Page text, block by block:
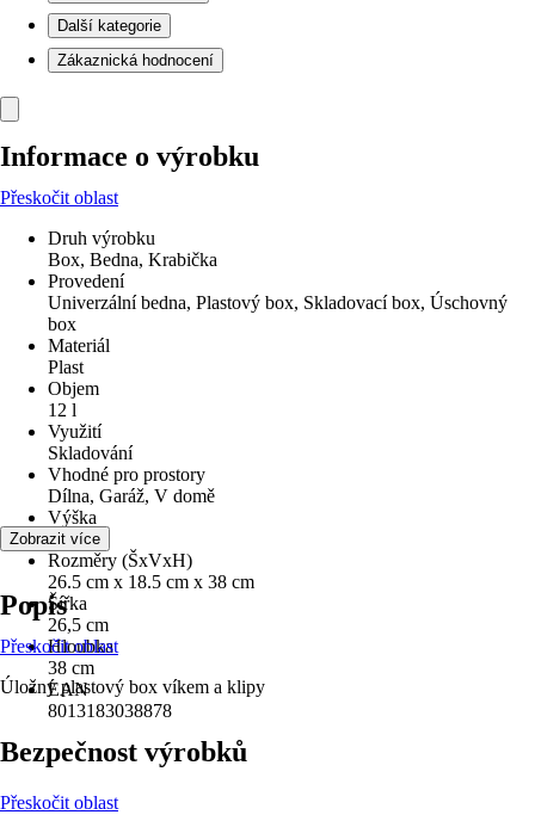
Další kategorie
Zákaznická hodnocení
Informace o výrobku
Přeskočit oblast
Druh výrobku
Box, Bedna, Krabička
Provedení
Univerzální bedna, Plastový box, Skladovací box, Úschovný
box
Materiál
Plast
Objem
12 l
Využití
Skladování
Vhodné pro prostory
Dílna, Garáž, V domě
Výška
18,5 cm
Rozměry (ŠxVxH)
26.5 cm x 18.5 cm x 38 cm
Šířka
26,5 cm
Hloubka
38 cm
EAN
8013183038878
Zobrazit více
Popis
Přeskočit oblast
Úložný plastový box víkem a klipy
Bezpečnost výrobků
Přeskočit oblast